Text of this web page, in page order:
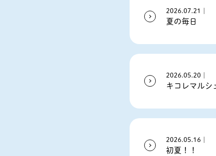
2026.07.21｜
夏の毎日
2026.05.20｜
キコレマルシ
2026.05.16｜
初夏！！